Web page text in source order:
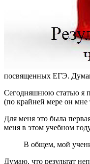
посвященных ЕГЭ.
Сегодняшнюю статью я
(по крайней мере он мне
Для меня это была
меня в этом учебном
В общем, мой
Думаю, что результат